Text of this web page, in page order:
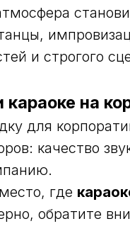
и строгого
караоке на
для
качество
где
обратите